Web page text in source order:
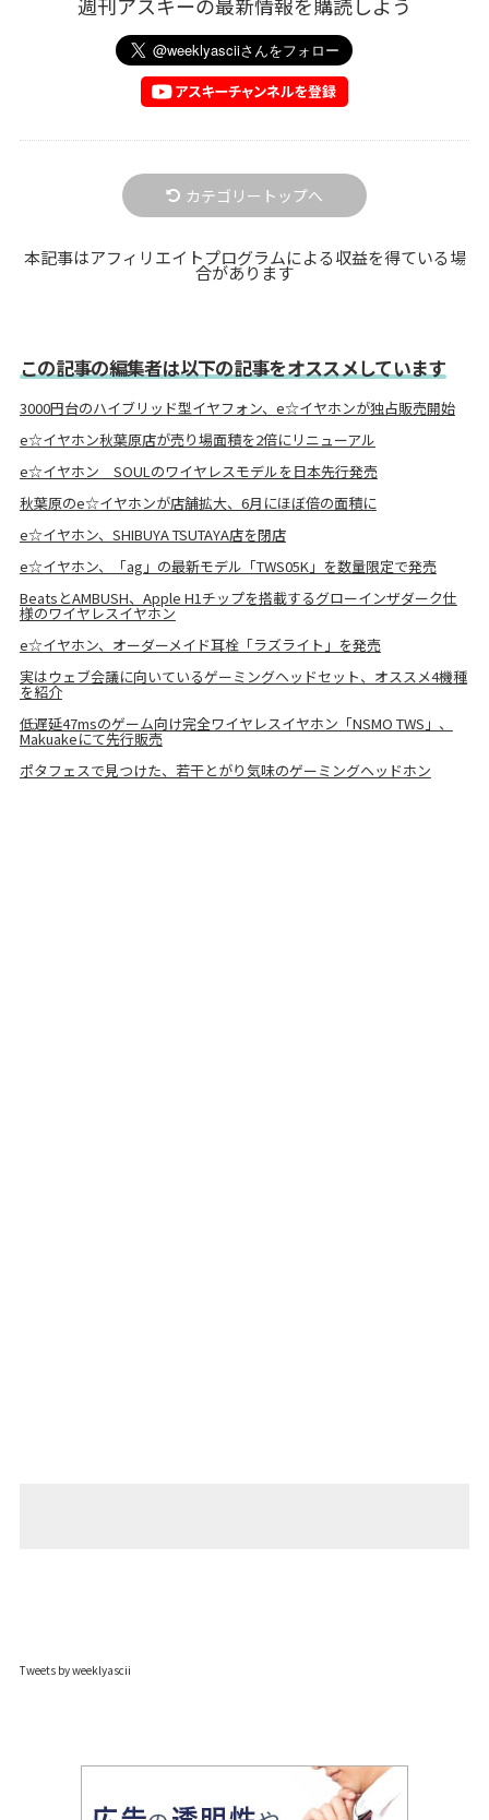
カテゴリートップへ
本記事はアフィリエイトプログラムによる収益を得ている場
合があります
この記事の編集者は以下の記事をオススメしています
3000円台のハイブリッド型イヤフォン、e☆イヤホンが独占販売開始
e☆イヤホン秋葉原店が売り場面積を2倍にリニューアル
e☆イヤホン SOULのワイヤレスモデルを日本先行発売
秋葉原のe☆イヤホンが店舗拡大、6月にほぼ倍の面積に
e☆イヤホン、SHIBUYA TSUTAYA店を閉店
e☆イヤホン、「ag」の最新モデル「TWS05K」を数量限定で発売
BeatsとAMBUSH、Apple H1チップを搭載するグローインザダーク仕
様のワイヤレスイヤホン
e☆イヤホン、オーダーメイド耳栓「ラズライト」を発売
実はウェブ会議に向いているゲーミングヘッドセット、オススメ4機種
を紹介
低遅延47msのゲーム向け完全ワイヤレスイヤホン「NSMO TWS」、
Makuakeにて先行販売
ポタフェスで見つけた、若干とがり気味のゲーミングヘッドホン
Tweets by weeklyascii